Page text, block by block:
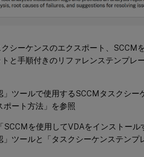
クシーケンスのエクスポート、SCCM
と手順付きのリファレンステンプレ
」ツールで使用するSCCMタスクシー
ート方法」を参照
を使用してVDAをインストール
」ツールと「タスクシーケンステンプ